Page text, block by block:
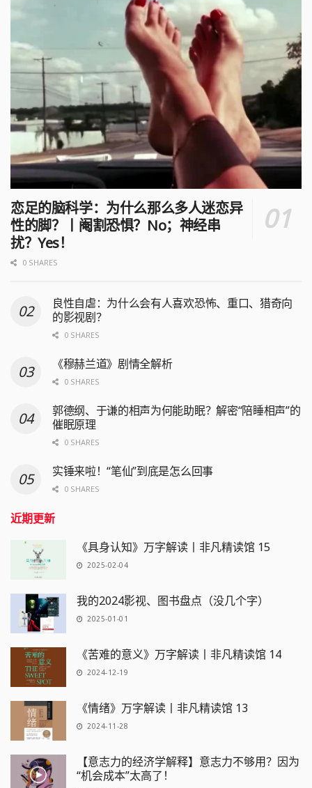
恋足的脑科学：为什么那么多人迷恋异
性的脚？丨阉割恐惧？No；神经串
扰？Yes！
0 SHARES
良性自虐：为什么会有人喜欢恐怖、重口、猎奇向
的影视剧？
0 SHARES
《穆赫兰道》剧情全解析
0 SHARES
郭德纲、于谦的相声为何能助眠？解密“陪睡相声”的
催眠原理
0 SHARES
实锤来啦！“笔仙”到底是怎么回事
0 SHARES
近期更新
《具身认知》万字解读丨非凡精读馆 15
2025-02-04
我的2024影视、图书盘点（没几个字）
2025-01-01
《苦难的意义》万字解读丨非凡精读馆 14
2024-12-19
《情绪》万字解读丨非凡精读馆 13
2024-11-28
【意志力的经济学解释】意志力不够用？因为
“机会成本”太高了！